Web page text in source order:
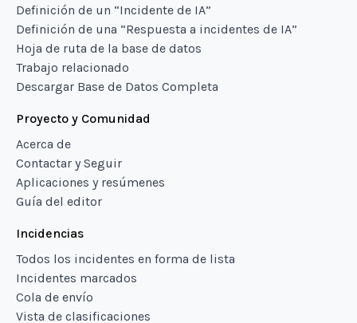
Definición de un “Incidente de IA”
Definición de una “Respuesta a incidentes de IA”
Hoja de ruta de la base de datos
Trabajo relacionado
Descargar Base de Datos Completa
Proyecto y Comunidad
Acerca de
Contactar y Seguir
Aplicaciones y resúmenes
Guía del editor
Incidencias
Todos los incidentes en forma de lista
Incidentes marcados
Cola de envío
Vista de clasificaciones